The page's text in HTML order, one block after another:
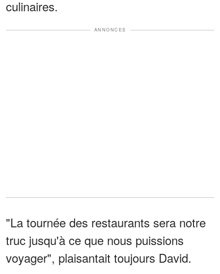
culinaires.
ANNONCES
"La tournée des restaurants sera notre
truc jusqu'à ce que nous puissions
voyager", plaisantait toujours David.